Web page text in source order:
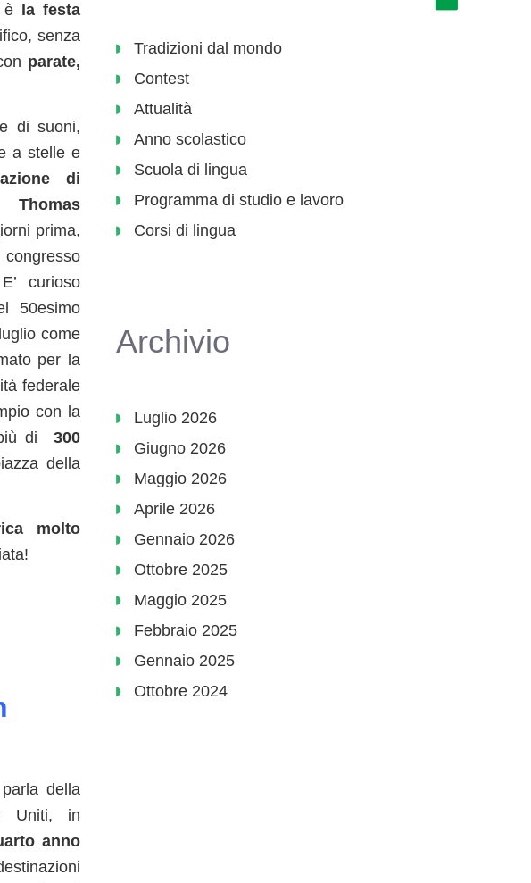
è
la festa
senza
parate,
di suoni,
a stelle e
di
Thomas
prima,
curioso
50esimo
come
per la
federale
con la
di
300
della
molto
della
Uniti, in
anno
Tradizioni dal mondo
Contest
Attualità
Anno scolastico
Scuola di lingua
Programma di studio e lavoro
Corsi di lingua
Archivio
Luglio 2026
Giugno 2026
Maggio 2026
Aprile 2026
Gennaio 2026
Ottobre 2025
Maggio 2025
Febbraio 2025
Gennaio 2025
Ottobre 2024